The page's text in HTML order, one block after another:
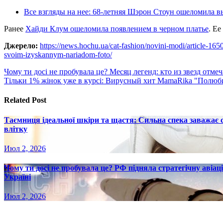
Все взгляды на нее: 68-летняя Шэрон Стоун
Ранее Хайди Клум ошеломила появлением в черном платье. Ее
Джерело: https://news.hochu.ua/cat-fashion/novini-modi/article-
svoim-izyskannym-nariadom-foto/
Навигация
по
записям
Чому ти досі не пробувала це? Месяц легенд: кто из звезд
Тільки 1% жінок уже в курсі: Вирусный хит MamaRika
Related Post
Таємниця ідеальної шкіри та щастя: Сильна спека
влітку
Июл 2, 2026
Чому ти досі не пробувала це? РФ підняла стратегічну
Україні
Июл 2, 2026